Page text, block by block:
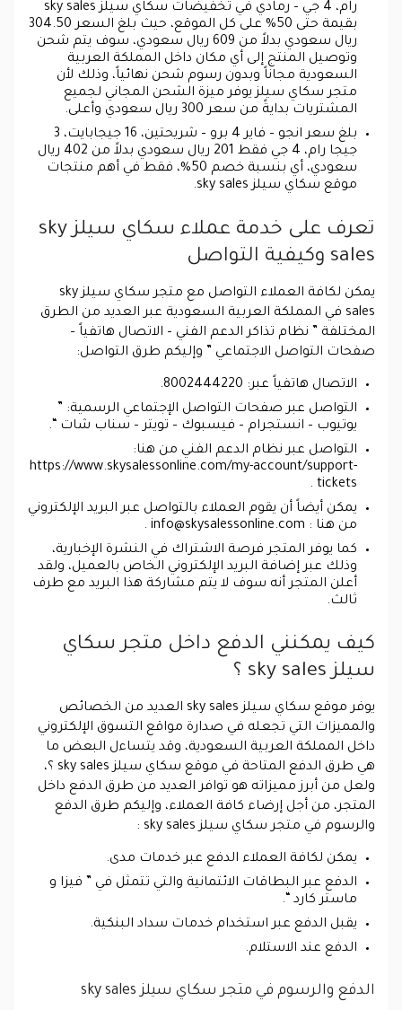
رام، 4 جي – رمادي في تخفيضات سكاي سيلز sky sales
بقيمة حتى 50% على كل الموقع، حيث بلغ السعر 304.50
ريال سعودي بدلاً من 609 ريال سعودي، سوف يتم شحن
وتوصيل المنتج إلى أي مكان داخل المملكة العربية
السعودية مجاناً وبدون رسوم شحن نهائياً، وذلك لأن
متجر سكاي سيلز يوفر ميزة الشحن المجاني لجميع
المشتريات بدايةً من سعر 300 ريال سعودي وأعلى.
بلغ سعر انجو – فاير 4 برو – شريحتين، 16 جيجابايت، 3
جيجا رام، 4 جي فقط 201 ريال سعودي بدلاً من 402 ريال
سعودي، أي بنسبة خصم 50%، فقط في أهم منتجات
موقع سكاي سيلز sky sales.
تعرف على خدمة عملاء سكاي سيلز sky
sales وكيفية التواصل
يمكن لكافة العملاء التواصل مع متجر سكاي سيلز sky
sales في المملكة العربية السعودية عبر العديد من الطرق
المختلفة ” نظام تذاكر الدعم الفني – الاتصال هاتفياً –
صفحات التواصل الاجتماعي ” وإليكم طرق التواصل:
الاتصال هاتفياً عبر: 8002444220.
التواصل عبر صفحات التواصل الإجتماعي الرسمية: ”
يوتيوب – انستجرام – فيسبوك – تويتر – سناب شات “.
التواصل عبر نظام الدعم الفني من هنا:
https://www.skysalessonline.com/my-account/support-
tickets .
يمكن أيضاً أن يقوم العملاء بالتواصل عبر البريد الإلكتروني
من هنا : info@skysalessonline.com
.
كما يوفر المتجر فرصة الاشتراك في النشرة الإخبارية،
وذلك عبر إضافة البريد الإلكتروني الخاص بالعميل، ولقد
أعلن المتجر أنه سوف لا يتم مشاركة هذا البريد مع طرف
ثالث.
كيف يمكنني الدفع داخل متجر سكاي
سيلز sky sales ؟
يوفر موقع سكاي سيلز sky sales العديد من الخصائص
والمميزات التي تجعله في صدارة مواقع التسوق الإلكتروني
داخل المملكة العربية السعودية، وقد يتساءل البعض ما
هي طرق الدفع المتاحة في موقع سكاي سيلز sky sales ؟،
ولعل من أبرز مميزاته هو توافر العديد من طرق الدفع داخل
المتجر، من أجل إرضاء كافة العملاء، وإليكم طرق الدفع
والرسوم في متجر سكاي سيلز sky sales :
يمكن لكافة العملاء الدفع عبر خدمات مدى.
الدفع عبر البطاقات الائتمانية والتي تتمثل في ” فيزا و
ماستر كارد “.
يقبل الدفع عبر استخدام خدمات سداد البنكية.
الدفع عند الاستلام.
الدفع والرسوم في متجر سكاي سيلز sky sales